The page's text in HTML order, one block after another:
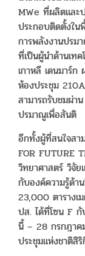
MWe ที่ผลิตและ
ประกอบติดตั้งใน
การพลังงานปรม
ที่เป็นผู้นำด้านเท
เกาหลี เดนมาร์ก
ห้องประชุม
สามารถรับชมผ่
ปรมาณูเพื่อสันติ
อีกทั้งผู้ที่สนใจสา
FOR FUTURE
วิทยาศาสตร์ วิจั
กับองค์ความรู้ด้า
23,000 ตารางเ
ปส. ได้ที่โซน F
นี้ – 28 กรกฎา
ประชุมแห่งชาติสิ